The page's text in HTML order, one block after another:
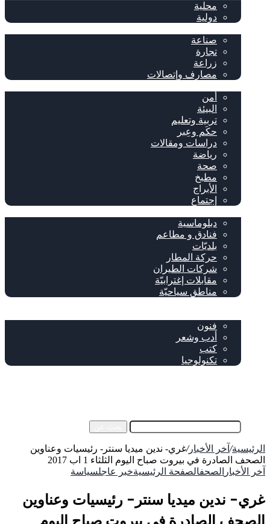
محلية
دولية
صناعة
تجارة
زراعة
مصارف وإتصالات
أمن
البيئة
تربية وتعليم
حكَم وعِبر
دراسات ومقالات
رياضة
صحة
مطبخ
الأبراج
إجتماع
دبلوماسية
فنادق و مطاعم
بلديّات
حركة المطار
شركات الطيران
مقابلات إغترابيّة
مناطق سياحيّة
فنون
أدب وشعر
كتب
تكنولوجيا
الرئيسية/ آخر الأخبار/غري- ندين ميديا سنتر- رئيسيات وعناوين
الصحف الصادرة في بيروت صباح اليوم الثلثاء 1 اب 2017
آخر الأخبار الصحفالصفحة الرئيسيةخبر عاجلسياسة
غري- ندين ميديا سنتر- رئيسيات وعناوين